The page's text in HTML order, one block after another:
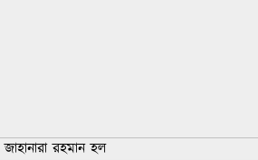
জাহানারা রহমান হল